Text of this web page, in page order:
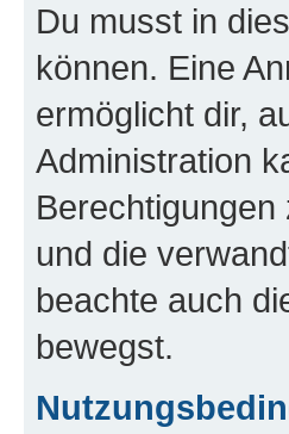
Du musst in
können. Eine
ermöglicht dir,
Administration
und die
beachte auch
bewegst.